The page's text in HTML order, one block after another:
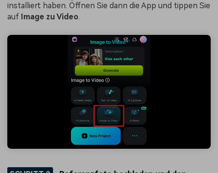
installiert haben. Öffnen Sie dann die App und tippen Sie
auf Image zu Video.